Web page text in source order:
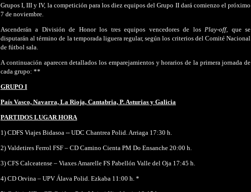
Grupos I, III y IV, la competición para los diez equipos del Grupo II dará comienzo el próximo
7 de noviembre.
Ascenderán a División de Honor los tres equipos vencedores de los Play-off, que se
disputarán al término de la temporada liguera regular, según los criterios del Comité Nacional
de fútbol sala.
A continuación aparecen detallados los emparejamientos y horarios de la primera jornada de
cada grupo: **
GRUPO I
País Vasco, Navarra, La Rioja, Cantabria, P. Asturias y Galicia
PARTIDOS LUGAR HORA
1) CDFS Viajes Bidasoa -- UDC Chantrea Polid. Arriaga 17:30 h.
2) Valdetires Ferrol FSF – CD Camino Cienta PM Do Ensanche 20:00 h.
3) CFS Calceatense – Viaxes Amarelle FS Pabellón Valle del Oja 17:45 h.
4) CD Orvina – UPV Álava Polid. Ezkaba 11:00 h. *